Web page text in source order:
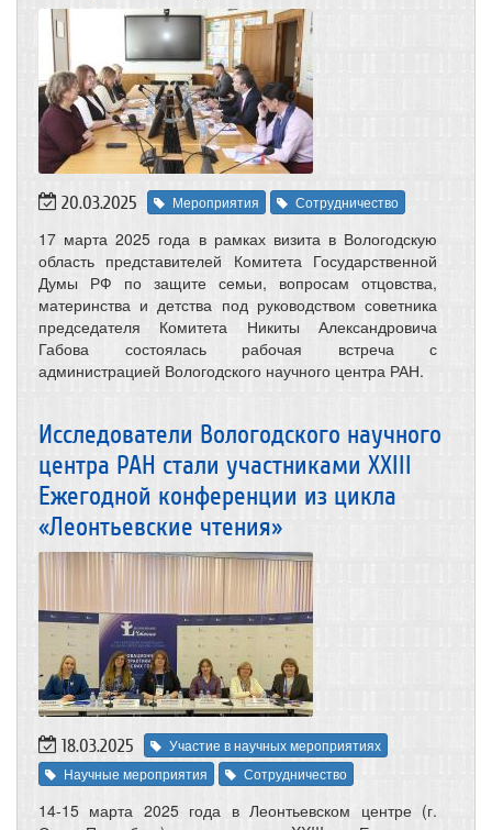
20.03.2025 Мероприятия Сотрудничество
17 марта 2025 года в рамках визита в Вологодскую
область представителей Комитета Государственной
Думы РФ по защите семьи, вопросам отцовства,
материнства и детства под руководством советника
председателя Комитета Никиты Александровича
Габова состоялась рабочая встреча с
администрацией Вологодского научного центра РАН.
Исследователи Вологодского научного
центра РАН стали участниками XXIII
Ежегодной конференции из цикла
«Леонтьевские чтения»
18.03.2025
Участие в научных мероприятиях
Научные мероприятия
Сотрудничество
14-15 марта 2025 года в Леонтьевском центре (г.